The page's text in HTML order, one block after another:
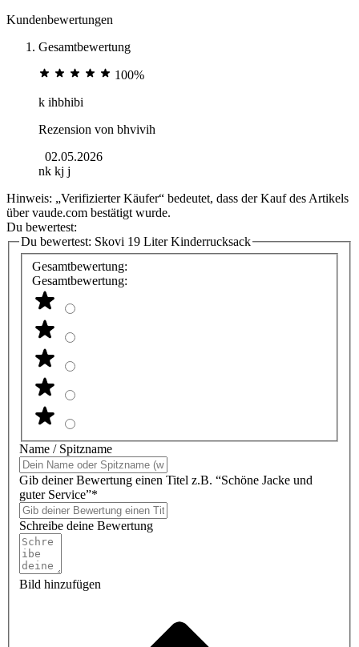
Kundenbewertungen
Gesamtbewertung
100%
k ihbhibi
Rezension von bhvivih
02.05.2026
nk kj j
Hinweis: „Verifizierter Käufer“ bedeutet, dass der Kauf des Artikels
über vaude.com bestätigt wurde.
Du bewertest:
Du bewertest: Skovi 19 Liter Kinderrucksack
Gesamtbewertung:
Gesamtbewertung:
Name / Spitzname
Gib deiner Bewertung einen Titel z.B. “Schöne Jacke und
guter Service”*
Schreibe deine Bewertung
Bild hinzufügen